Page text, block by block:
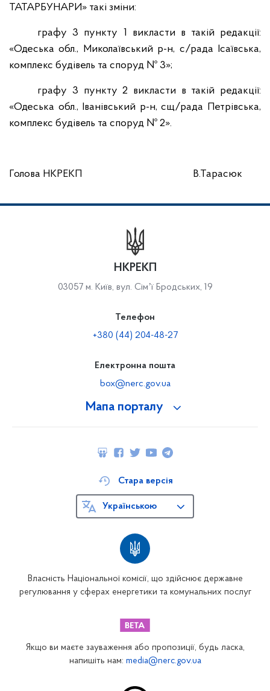
ТАТАРБУНАРИ» такі зміни:
графу 3 пункту 1 викласти в такій редакції:
«Одеська обл., Миколаївський р-н, с/рада Ісаївська,
комплекс будівель та споруд № 3»;
графу 3 пункту 2 викласти в такій редакції:
«Одеська обл., Іванівський р-н, сщ/рада Петрівська,
комплекс будівель та споруд № 2».
Голова НКРЕКП В.Тарасюк
Мапа порталу
НКРЕКП
03057 м. Київ, вул. Сімʼї Бродських, 19
Телефон
+380 (44) 204-48-27
Електронна пошта
box@nerc.gov.ua
Власність Національної комісії, що здійснює державне
регулювання у сферах енергетики та комунальних послуг
Стара версія
Українською
Якщо ви маєте зауваження або пропозиції, будь ласка,
напишіть нам: media@nerc.gov.ua